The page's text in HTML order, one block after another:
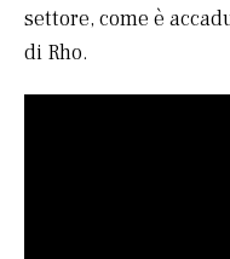
settore, come è
di Rho.